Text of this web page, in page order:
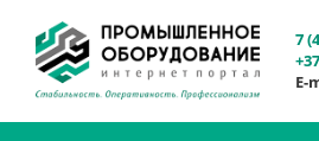
7
E-